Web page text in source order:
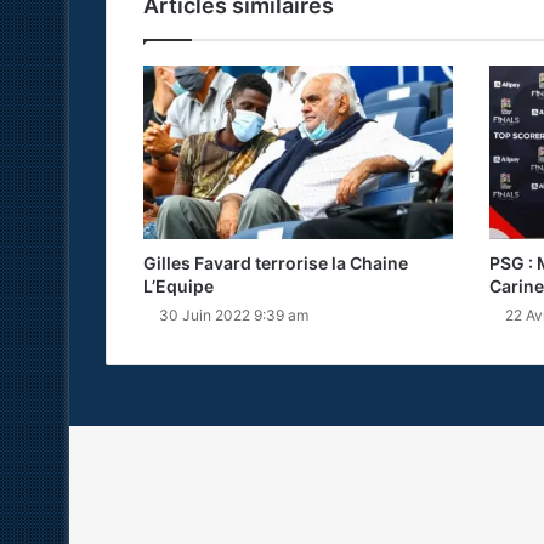
Articles similaires
Gilles Favard terrorise la Chaine
L’Equipe
30 Juin 2022 9:39 am
PSG :
22